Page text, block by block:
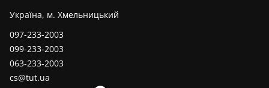
Україна, м. Хмельницький
097-233-2003
099-233-2003
063-233-2003
cs@tut.ua